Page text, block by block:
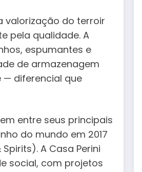
valorização do terroir
pela qualidade. A
espumantes e
de armazenagem
— diferencial que
entre seus principais
do mundo em 2017
A Casa Perini
social, com projetos